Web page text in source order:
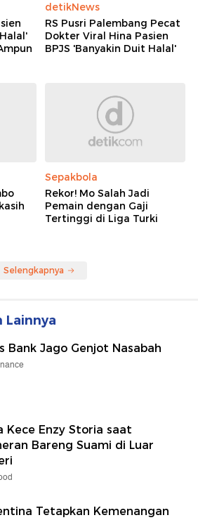
detikNews
RS Pusri Palembang Pecat
Dokter Viral Hina Pasien
BPJS 'Banyakin Duit Halal'
Sepakbola
Rekor! Mo Salah Jadi
Pemain dengan Gaji
Tertinggi di Liga Turki
Selengkapnya
Bank Jago Genjot Nasabah
Kece Enzy Storia saat
Bareng Suami di Luar
Tetapkan Kemenangan